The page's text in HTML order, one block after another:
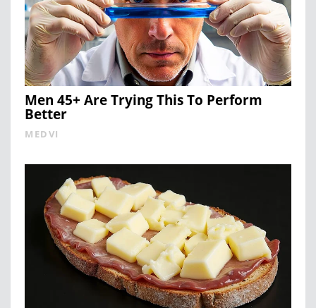
Men 45+ Are Trying This To Perform
Better
MEDVI